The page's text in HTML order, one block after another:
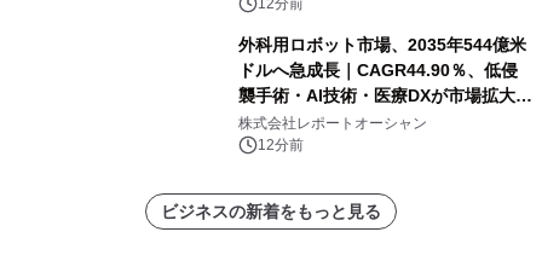
ートを発表
12分前
外科用ロボット市場、2035年544億米
ドルへ急成長｜CAGR44.90％、低侵
襲手術・AI技術・医療DXが市場拡大を
牽引
株式会社レポートオーシャン
12分前
ビジネスの新着をもっと見る